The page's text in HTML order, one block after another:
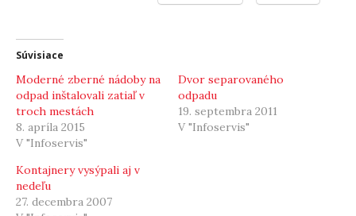
Súvisiace
Moderné zberné nádoby na
odpad inštalovali zatiaľ v
troch mestách
8. apríla 2015
V "Infoservis"
Dvor separovaného
odpadu
19. septembra 2011
V "Infoservis"
Kontajnery vysýpali aj v
nedeľu
27. decembra 2007